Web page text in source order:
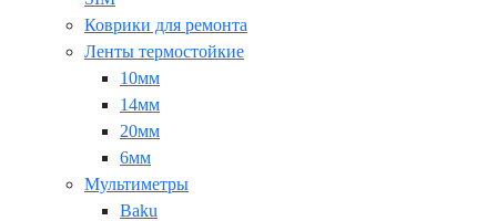
Коврики для ремонта
Ленты термостойкие
10мм
14мм
20мм
6мм
Мультиметры
Baku